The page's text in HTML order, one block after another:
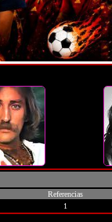
Referencias
1